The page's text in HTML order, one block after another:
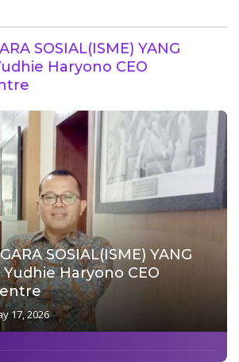
di
SOSIAL(ISME) YANG
Haryono CEO
SOSIAL(ISME) YANG
Yudhie Haryono CEO
17, 2026